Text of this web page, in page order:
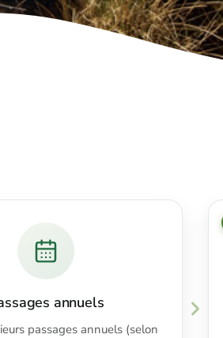
annuels
passages annuels (selon